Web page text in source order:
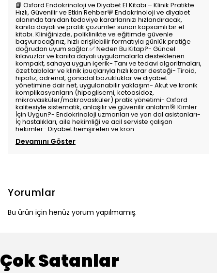
📘 Oxford Endokrinoloji ve Diyabet El Kitabı – Klinik Pratikte
Hızlı, Güvenilir ve Etkin Rehber💬 Endokrinoloji ve diyabet
alanında tanıdan tedaviye kararlarınızı hızlandıracak,
kanıta dayalı ve pratik çözümler sunan kapsamlı bir el
kitabı. Kliniğinizde, poliklinikte ve eğitimde güvenle
başvuracağınız, hızlı erişilebilir formatıyla günlük pratiğe
doğrudan uyum sağlar.✅ Neden Bu Kitap?- Güncel
kılavuzlar ve kanıta dayalı uygulamalarla desteklenen
kompakt, sahaya uygun içerik- Tanı ve tedavi algoritmaları,
özet tablolar ve klinik ipuçlarıyla hızlı karar desteği- Tiroid,
hipofiz, adrenal, gonadal bozukluklar ve diyabet
yönetimine dair net, uygulanabilir yaklaşım- Akut ve kronik
komplikasyonların (hipoglisemi, ketoasidoz,
mikrovasküler/makrovasküler) pratik yönetimi- Oxford
kalitesiyle sistematik, anlaşılır ve güvenilir anlatım🎯 Kimler
İçin Uygun?- Endokrinoloji uzmanları ve yan dal asistanları-
İç hastalıkları, aile hekimliği ve acil serviste çalışan
hekimler- Diyabet hemşireleri ve kron
Devamını Göster
Yorumlar
Bu ürün için henüz yorum yapılmamış.
Çok Satanlar